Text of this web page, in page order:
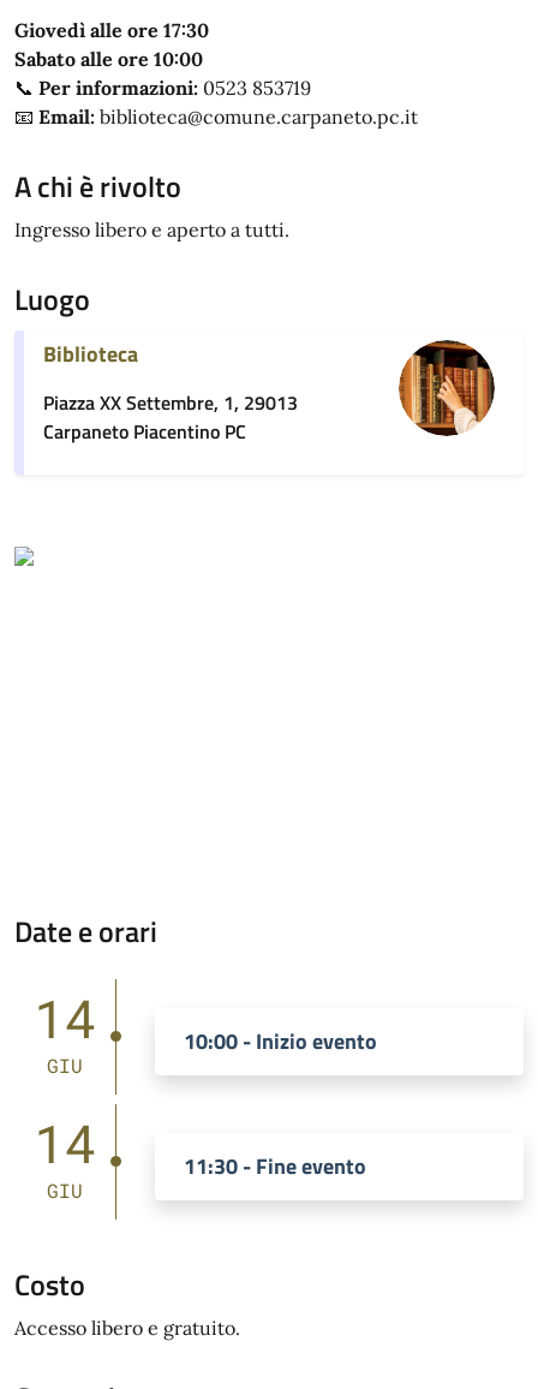
Giovedì alle ore 17:30
Sabato alle ore 10:00
📞 Per informazioni: 0523 853719
📧 Email: biblioteca@comune.carpaneto.pc.it
A chi è rivolto
Ingresso libero e aperto a tutti.
Luogo
Biblioteca
Piazza XX Settembre, 1, 29013
Carpaneto Piacentino PC
Date e orari
14
GIU
10:00 - Inizio evento
14
GIU
11:30 - Fine evento
Costo
Accesso libero e gratuito.